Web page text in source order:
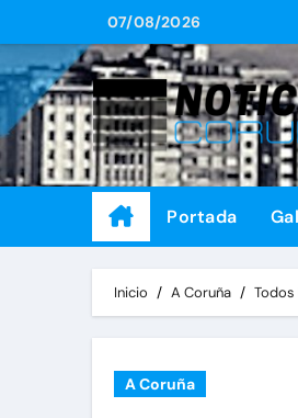
al
contenido
07/08/2026
Portada
Inicio A Coruña
A Coruña